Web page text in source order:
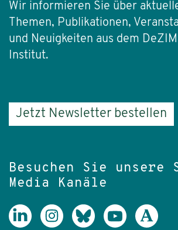
Wir informieren Sie über
Themen, Publikationen,
und Neuigkeiten aus dem
Institut.
Jetzt Newsletter bestellen
Besuchen Sie unsere
Media Kanäle